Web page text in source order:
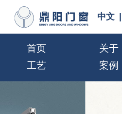
中文 |
首页 关于
工艺
案例